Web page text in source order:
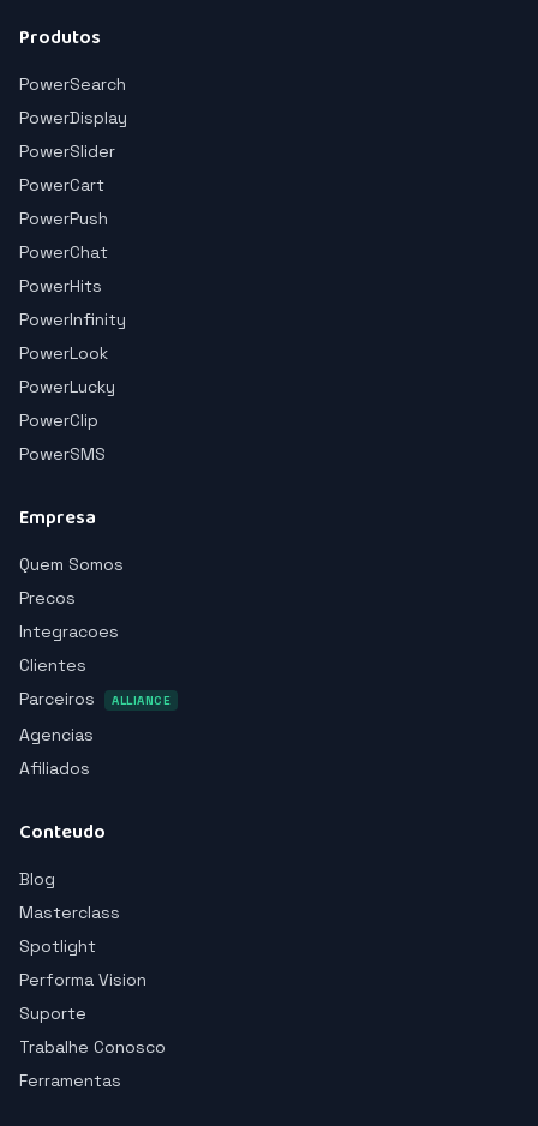
Produtos
PowerSearch
PowerDisplay
PowerSlider
PowerCart
PowerPush
PowerChat
PowerHits
PowerInfinity
PowerLook
PowerLucky
PowerClip
PowerSMS
Empresa
Quem Somos
Precos
Integracoes
Clientes
Parceiros
ALLIANCE
Agencias
Afiliados
Conteudo
Blog
Masterclass
Spotlight
Performa Vision
Suporte
Trabalhe Conosco
Ferramentas